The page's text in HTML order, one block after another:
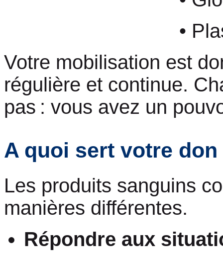
• Plasma :
Votre mobilisation est
régulière et continue.
pas : vous avez un
A quoi sert votre don
Les produits sanguins
manières différentes.
Répondre aux